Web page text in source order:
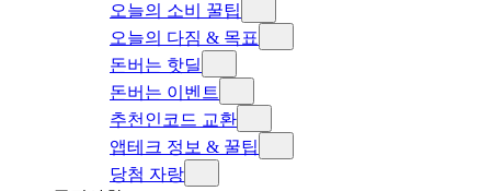
오늘의 소비 꿀팁
오늘의 다짐 & 목표
돈버는 핫딜
돈버는 이벤트
추천인코드 교환
앱테크 정보 & 꿀팁
당첨 자랑